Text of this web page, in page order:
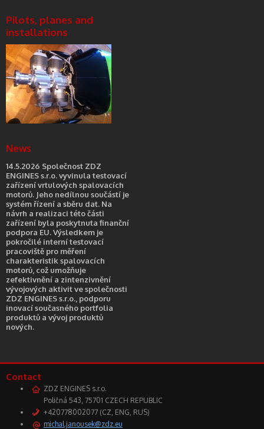
Pilots, planes and
installations
News
14.5.2026 Společnost ZDZ
ENGINES s.r.o. vyvinula testovací
zařízení vrtulových spalovacích
motorů. Jeho nedílnou součástí je
systém řízení a sběru dat. Na
návrh a realizaci této části
zařízení byla poskytnuta finanční
podpora EU. Výsledkem je
pokročilé interní testovací
pracoviště pro měření
charakteristik spalovacích
motorů, což umožňuje
zefektivnění a zintenzivnění
vývojových aktivit ve společnosti
ZDZ ENGINES s.r.o., podporu
inovací současného portfolia
produktů a vývoj produktů
nových.
Contact
ZDZ ENGINES s.r.o.
Poličná 543, 75701 CZECH REPUBLIC
+420778002077 (CZ, ENG, RUS)
michal.janousek@zdz.eu